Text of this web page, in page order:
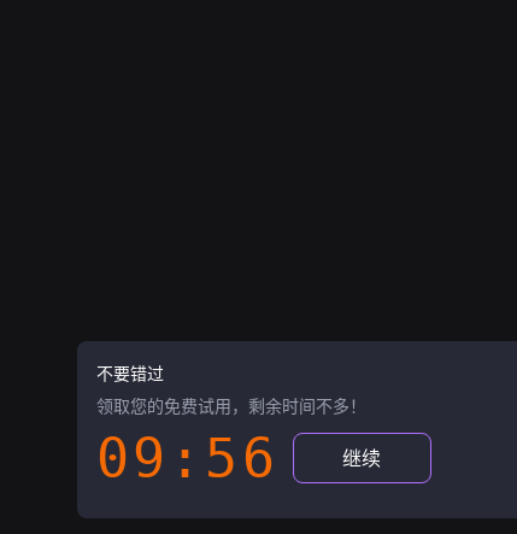
不要错过
领取您的免费试用，剩余时间不多！
09:55 继续